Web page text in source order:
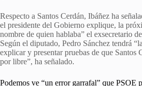
Respecto a Santos Cerdán, Ibáñez ha
el presidente del Gobierno explique, la
nombre de quien hablaba” el exsecretario
Según el diputado, Pedro Sánchez tendrá
explicar y presentar pruebas de que Santos
por libre”, ha señalado.
Podemos ve “un error garrafal” que PSOE